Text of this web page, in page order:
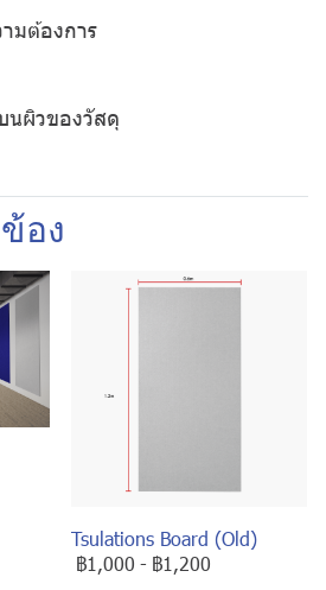
มต้องการ
นผิวของวัสดุ
อง
Tsulations Board (Old)
฿1,000 - ฿1,200